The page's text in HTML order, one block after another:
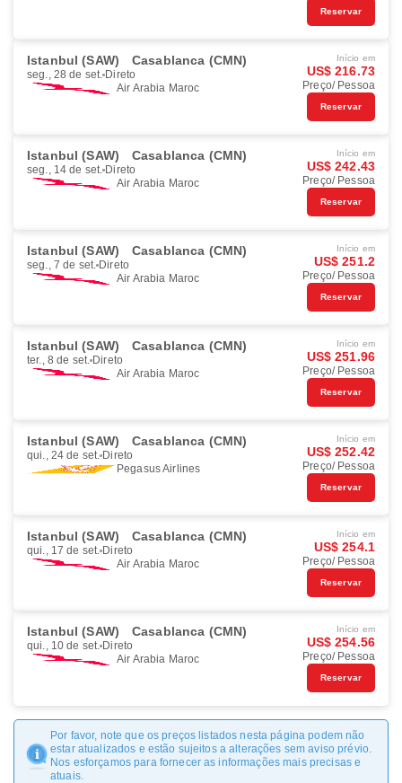
Reservar
Istanbul (SAW) Casablanca (CMN)
seg., 28 de set. Direto
Air Arabia Maroc
Início em
US$ 216.73
Preço/ Pessoa
Reservar
Istanbul (SAW) Casablanca (CMN)
seg., 14 de set. Direto
Air Arabia Maroc
Início em
US$ 242.43
Preço/ Pessoa
Reservar
Istanbul (SAW) Casablanca (CMN)
seg., 7 de set. Direto
Air Arabia Maroc
Início em
US$ 251.2
Preço/ Pessoa
Reservar
Istanbul (SAW) Casablanca (CMN)
ter., 8 de set. Direto
Air Arabia Maroc
Início em
US$ 251.96
Preço/ Pessoa
Reservar
Istanbul (SAW) Casablanca (CMN)
qui., 24 de set. Direto
Pegasus Airlines
Início em
US$ 252.42
Preço/ Pessoa
Reservar
Istanbul (SAW) Casablanca (CMN)
qui., 17 de set. Direto
Air Arabia Maroc
Início em
US$ 254.1
Preço/ Pessoa
Reservar
Istanbul (SAW) Casablanca (CMN)
qui., 10 de set. Direto
Air Arabia Maroc
Início em
US$ 254.56
Preço/ Pessoa
Reservar
Por favor, note que os preços listados nesta página podem não
estar atualizados e estão sujeitos a alterações sem aviso prévio.
Nos esforçamos para fornecer as informações mais precisas e
atuais.